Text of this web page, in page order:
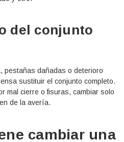
del conjunto
pestañas dañadas o deterioro
sustituir el conjunto completo.
mal cierre o fisuras, cambiar solo
de la avería.
cambiar una